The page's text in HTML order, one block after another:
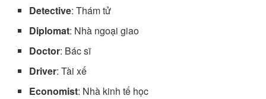
Detective: Thám tử
Diplomat: Nhà ngoại giao
Doctor: Bác sĩ
Driver: Tài xế
Economist: Nhà kinh tế học